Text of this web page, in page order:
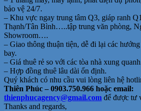
bảo vệ 24/7.
– Khu vực ngay trung tâm Q3, giáp ranh
Thạnh/Tân Bình…..tập trung văn phòng,
Showroom….
– Giao thông thuận tiện, dễ đi lại các
bay.
– Giá thuê rẻ so với các tòa nhà xung
– Hợp đồng thuê lâu dài ổn định.
Quý khách có nhu cầu vui lòng liên hệ
Thiên Phúc – 0903.750.966 hoặc email:
thienphucagency@gmail.com để được tư
Thanks and regards,